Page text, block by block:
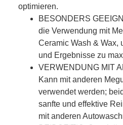
optimieren.
BESONDERS
die Verwendung mit
Ceramic Wash & Wax,
und Ergebnisse zu
VERWENDUNG MIT
Kann mit anderen
verwendet werden;
sanfte und effektive
mit anderen